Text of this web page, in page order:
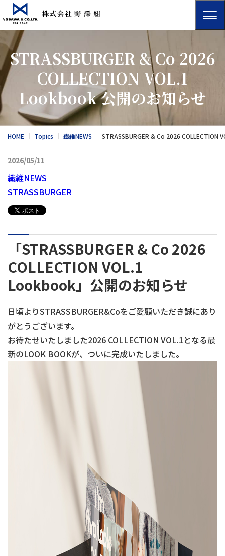
STRASSBURGER & Co 2026
COLLECTION VOL.1
Lookbook 公開のお知らせ
HOME Topics 繊維NEWS STRASSBURGER & Co 2026 COLLECTION
2026/05/11
繊維NEWS
STRASSBURGER
「STRASSBURGER & Co 2026
COLLECTION VOL.1
Lookbook」公開のお知らせ
日頃よりSTRASSBURGER&Coをご愛顧いただき誠にあり
がとうございます。
お待たせいたしました2026 COLLECTION VOL.1となる最
新のLOOK BOOKが、ついに完成いたしました。